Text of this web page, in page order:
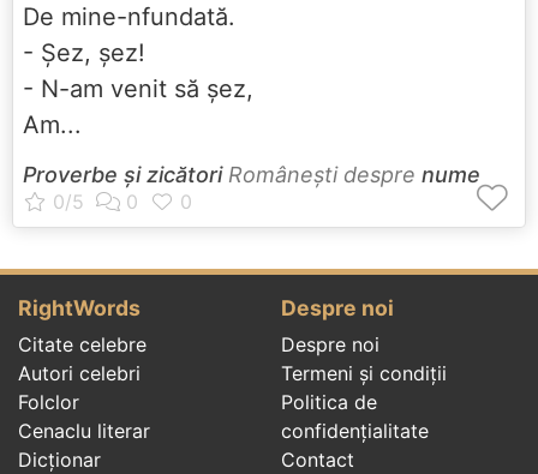
De mine-nfundată.
- Șez, șez!
- N-am venit să șez,
Am...
Proverbe și zicătoriRomâneşti despre nume
RightWords
Citate celebre
Autori celebri
Folclor
Cenaclu literar
Dicționar
Despre noi
Despre noi
Termeni și condiții
Politica de
confidenţialitate
Contact